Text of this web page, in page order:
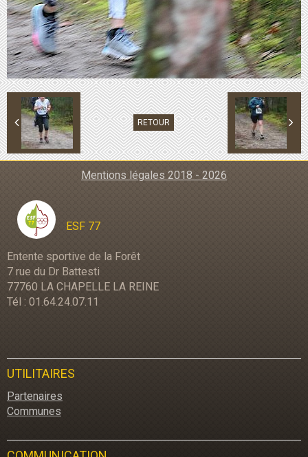
RETOUR
Mentions légales 2018 - 2026
ESF 77
Entente sportive de la Forêt
7 rue du Dr Battesti
77760 LA CHAPELLE LA REINE
Tél : 01.64.24.07.11
UTILITAIRES
Partenaires
Communes